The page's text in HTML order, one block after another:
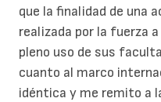
que la finalidad de una
realizada por la fuerza
pleno uso de sus
cuanto al marco
idéntica y me remito a